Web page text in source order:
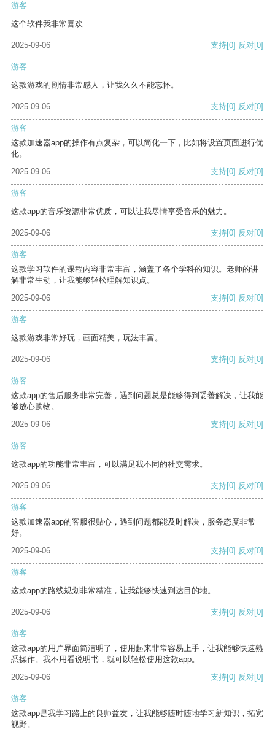
游客
这个软件我非常喜欢
2025-09-06 支持[0] 反对[0]
游客
这款游戏的剧情非常感人，让我久久不能忘怀。
2025-09-06 支持[0] 反对[0]
游客
这款加速器app的操作有点复杂，可以简化一下，比如将设置页面进行优
化。
2025-09-06
支持[0] 反对[0]
游客
这款app的音乐资源非常优质，可以让我尽情享受音乐的魅力。
2025-09-06 支持[0] 反对[0]
游客
这款学习软件的课程内容非常丰富，涵盖了各个学科的知识。老师的讲
解非常生动，让我能够轻松理解知识点。
2025-09-06
支持[0] 反对[0]
游客
这款游戏非常好玩，画面精美，玩法丰富。
2025-09-06 支持[0] 反对[0]
游客
这款app的售后服务非常完善，遇到问题总是能够得到妥善解决，让我能
够放心购物。
2025-09-06
支持[0] 反对[0]
游客
这款app的功能非常丰富，可以满足我不同的社交需求。
2025-09-06 支持[0] 反对[0]
游客
这款加速器app的客服很贴心，遇到问题都能及时解决，服务态度非常
好。
2025-09-06
支持[0] 反对[0]
游客
这款app的路线规划非常精准，让我能够快速到达目的地。
2025-09-06 支持[0] 反对[0]
游客
这款app的用户界面简洁明了，使用起来非常容易上手，让我能够快速熟
悉操作。我不用看说明书，就可以轻松使用这款app。
2025-09-06
支持[0] 反对[0]
游客
这款app是我学习路上的良师益友，让我能够随时随地学习新知识，拓宽
视野。